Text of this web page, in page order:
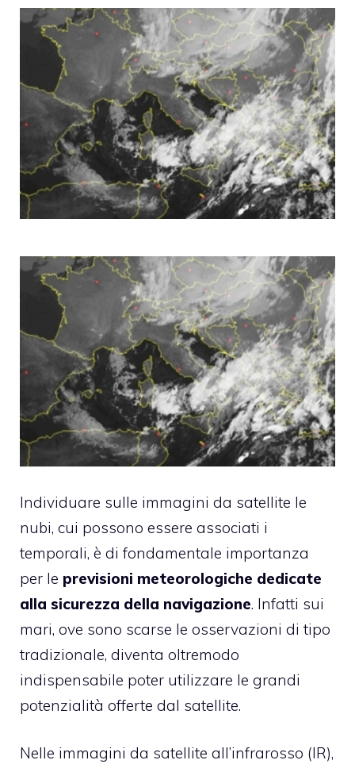
Individuare sulle immagini da satellite le
nubi, cui possono essere associati i
temporali, è di fondamentale importanza
per le previsioni meteorologiche dedicate
alla sicurezza della navigazione. Infatti sui
mari, ove sono scarse le osservazioni di tipo
tradizionale, diventa oltremodo
indispensabile poter utilizzare le grandi
potenzialità offerte dal satellite.
Nelle immagini da satellite all’infrarosso (IR),